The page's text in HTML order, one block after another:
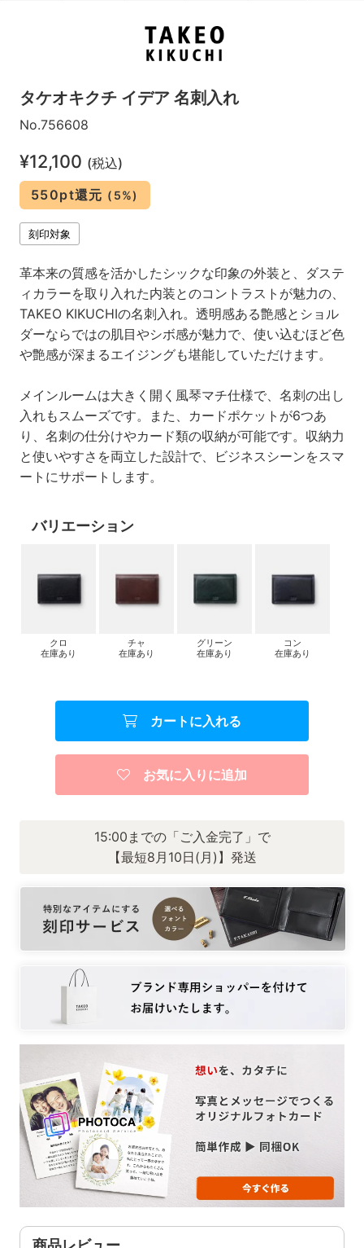
タケオキクチ イデア 名刺入れ
No.756608
¥12,100 (税込)
550pt還元 (5%)
刻印対象
革本来の質感を活かしたシックな印象の外装と、ダステ
ィカラーを取り入れた内装とのコントラストが魅力の、
TAKEO KIKUCHIの名刺入れ。透明感ある艶感とショル
ダーならではの肌目やシボ感が魅力で、使い込むほど色
や艶感が深まるエイジングも堪能していただけます。
メインルームは大きく開く風琴マチ仕様で、名刺の出し
入れもスムーズです。また、カードポケットが6つあ
り、名刺の仕分けやカード類の収納が可能です。収納力
と使いやすさを両立した設計で、ビジネスシーンをスマ
ートにサポートします。
バリエーション
クロ
在庫あり
チャ
在庫あり
グリーン
在庫あり
コン
在庫あり
カートに入れる
お気に入りに追加
15:00までの「ご入金完了」で
【最短8月10日(月)】発送